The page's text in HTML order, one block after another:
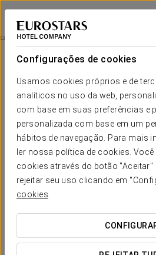
Configurações de cookies
Usamos cookies próprios e de
analíticos no uso da web,
com base em suas preferências e
personalizada com base em um
hábitos de navegação. Para mais
ler nossa política de cookies.
cookies através do botão
rejeitar seu uso clicando em
cookies
Eurostars Málaga
MÁLAGA
Quartos
Quartos
O conforto e
Osquartos do Eurostars Málaga
design de interiores, inspirado nas
Em cada quarto procurou-se
da Costa do Sol, assim como
serviços
que garanta o relax e o
Quartos